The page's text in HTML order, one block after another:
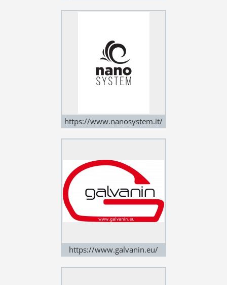
https://www.nanosystem.it/
https://www.galvanin.eu/